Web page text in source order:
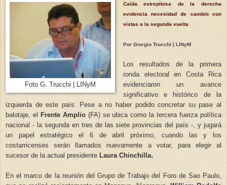
Foto G. Trucchi | LINyM
Caída estrepitosa de la derecha
evidencia necesidad de cambio con
vistas a la segunda vuelta
Por Giorgio Trucchi | LINyM
Los resultados de la primera
ronda electoral en Costa Rica
evidenciaron un avance
significativo e histórico de la
izquierda de este país. Pese a no haber podido concretar su pase al
balotaje, el
Frente Amplio (FA) se ubica como la tercera fuerza política
nacional - la segunda en tres de las siete provincias del país -, y jugará
un papel estratégico el 6 de abril próximo, cuando las y los
costarricenses serán llamados nuevamente a votar, para elegir al
sucesor de la actual presidente Laura Chinchilla.
En el marco de la reunión del Grupo de Trabajo del Foro de Sao Paulo,